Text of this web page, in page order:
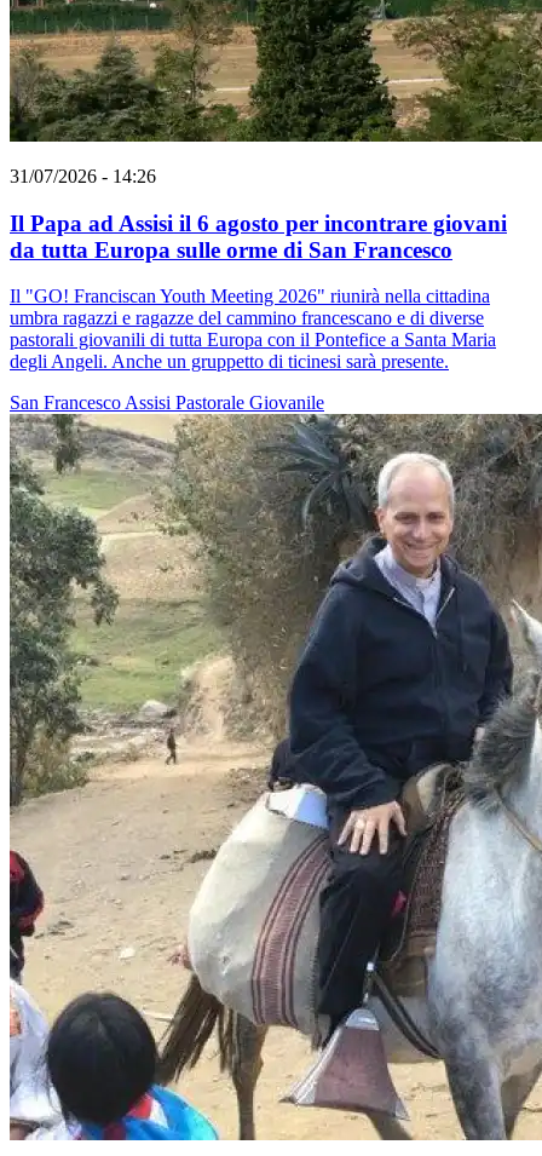
31/07/2026 - 14:26
Il Papa ad Assisi il 6 agosto per incontrare giovani
da tutta Europa sulle orme di San Francesco
Il "GO! Franciscan Youth Meeting 2026" riunirà nella cittadina
umbra ragazzi e ragazze del cammino francescano e di diverse
pastorali giovanili di tutta Europa con il Pontefice a Santa Maria
degli Angeli. Anche un gruppetto di ticinesi sarà presente.
San FrancescoAssisi Pastorale Giovanile